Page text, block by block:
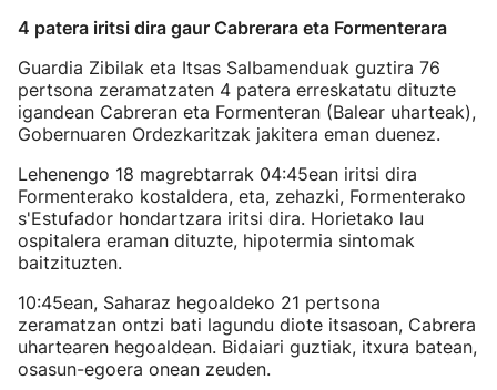
4 patera iritsi dira gaur Cabrerara eta Formenterara
Guardia Zibilak eta Itsas Salbamenduak guztira 76
pertsona zeramatzaten 4 patera erreskatatu dituzte
igandean Cabreran eta Formenteran (Balear uharteak),
Gobernuaren Ordezkaritzak jakitera eman duenez.
Lehenengo 18 magrebtarrak 04:45ean iritsi dira
Formenterako kostaldera, eta, zehazki, Formenterako
s'Estufador hondartzara iritsi dira. Horietako lau
ospitalera eraman dituzte, hipotermia sintomak
baitzituzten.
10:45ean, Saharaz hegoaldeko 21 pertsona
zeramatzan ontzi bati lagundu diote itsasoan, Cabrera
uhartearen hegoaldean. Bidaiari guztiak, itxura batean,
osasun-egoera onean zeuden.